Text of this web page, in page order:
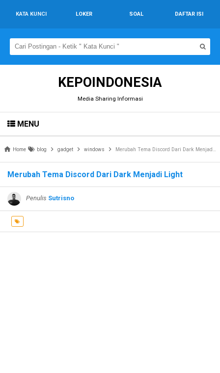
KATA KUNCI LOKER SOAL DAFTAR ISI
KEPOINDONESIA
Media Sharing Informasi
MENU
Home blog gadget windows Merubah Tema Discord Dari Dark Menjadi Light
Merubah Tema Discord Dari Dark Menjadi Light
Penulis Sutrisno